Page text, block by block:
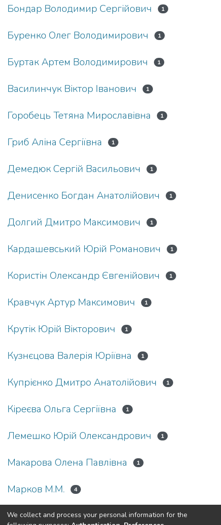
Бондар Володимир Сергійович 1
Буренко Олег Володимирович 1
Буртак Артем Володимирович 1
Василинчук Віктор Іванович 1
Горобець Тетяна Мирославівна 1
Гриб Аліна Сергіївна 1
Демедюк Сергій Васильович 1
Денисенко Богдан Анатолійович 1
Долгий Дмитро Максимович 1
Кардашевський Юрій Романович 1
Користін Олександр Євгенійович 1
Кравчук Артур Максимович 1
Крутік Юрій Вікторович 1
Кузнєцова Валерія Юріївна 1
Купрієнко Дмитро Анатолійович 1
Кіреєва Ольга Сергіївна 1
Лемешко Юрій Олександрович 1
Макарова Олена Павлівна 1
Марков М.М. 4
« 1(current)
2 3 »
We collect and process your personal information for the